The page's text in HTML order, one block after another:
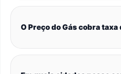
O Preço do Gás cobra